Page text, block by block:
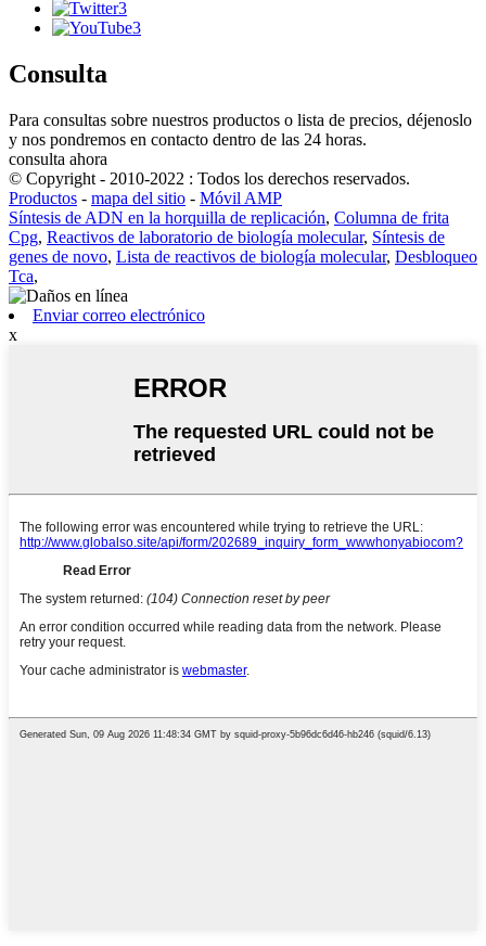
Consulta
Para consultas sobre nuestros productos o lista de precios, déjenoslo
y nos pondremos en contacto dentro de las 24 horas.
consulta ahora
© Copyright - 2010-2022 : Todos los derechos reservados.
Productos - mapa del sitio - Móvil AMP
Síntesis de ADN en la horquilla de replicación, Columna de frita
Cpg, Reactivos de laboratorio de biología molecular, Síntesis de
genes de novo, Lista de reactivos de biología molecular, Desbloqueo
Tca,
Enviar correo electrónico
x